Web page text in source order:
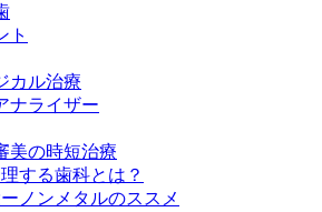
ト
カル治療
ナライザー
美の時短治療
する歯科とは？
ノンメタルのススメ